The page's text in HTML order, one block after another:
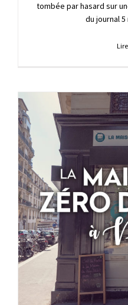
tombée par hasard sur
du journal 5